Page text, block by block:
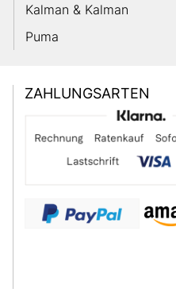
Kalman & Kalman
Puma
ZAHLUNGSARTEN